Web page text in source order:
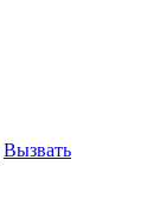
Вызвать